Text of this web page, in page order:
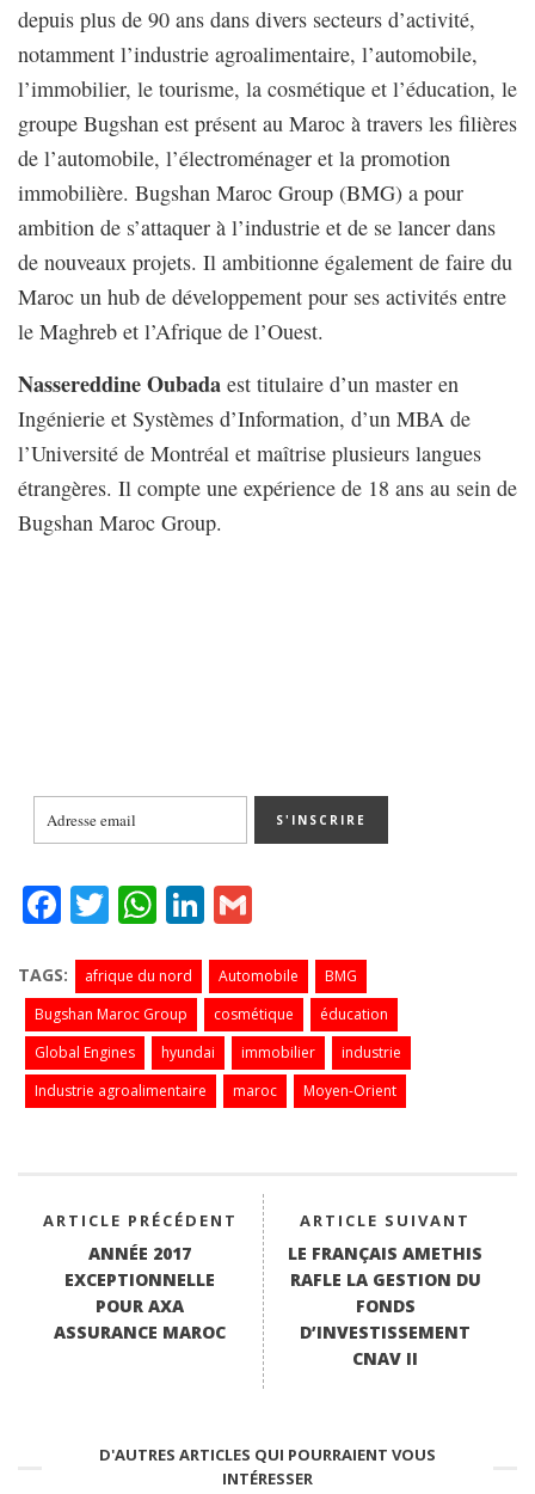
depuis plus de 90 ans dans divers secteurs d’activité,
notamment l’industrie agroalimentaire, l’automobile,
l’immobilier, le tourisme, la cosmétique et l’éducation, le
groupe Bugshan est présent au Maroc à travers les filières
de l’automobile, l’électroménager et la promotion
immobilière. Bugshan Maroc Group (BMG) a pour
ambition de s’attaquer à l’industrie et de se lancer dans
de nouveaux projets. Il ambitionne également de faire du
Maroc un hub de développement pour ses activités entre
le Maghreb et l’Afrique de l’Ouest.
Nassereddine Oubada est titulaire d’un master en
Ingénierie et Systèmes d’Information, d’un MBA de
l’Université de Montréal et maîtrise plusieurs langues
étrangères. Il compte une expérience de 18 ans au sein de
Bugshan Maroc Group.
Fa
bo
ok
T
tte
r
W
ts
A
pp
Li
ed
In
ail
TAGS: afrique du nord Automobile
BMG
Bugshan Maroc Group
cosmétique
éducation
Global Engines
hyundai immobilier
industrie
Industrie agroalimentaire
maroc Moyen-Orient
ARTICLE PRÉCÉDENT
ANNÉE 2017
EXCEPTIONNELLE
POUR AXA
ASSURANCE MAROC
ARTICLE SUIVANT
LE FRANÇAIS AMETHIS
RAFLE LA GESTION DU
FONDS
D’INVESTISSEMENT
CNAV II
D'AUTRES ARTICLES QUI POURRAIENT VOUS
INTÉRESSER